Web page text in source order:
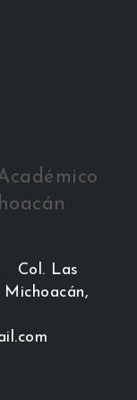
Col. Las